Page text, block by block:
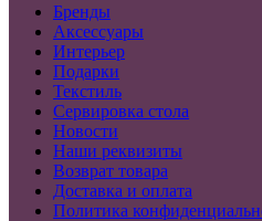
Бренды
Аксессуары
Интерьер
Подарки
Текстиль
Сервировка стола
Новости
Наши реквизиты
Возврат товара
Доставка и оплата
Политика